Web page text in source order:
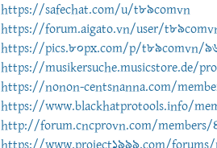
https://safechat.com/u/t89comvn
https://forum.aigato.vn/user/
https://pics.80px.com/p/t89comvn/
https://musikersuche.musicstore.de/
https://nonon-centsnanna.com/
https://www.blackhatprotools.info/
http://forum.cncprovn.com/members/